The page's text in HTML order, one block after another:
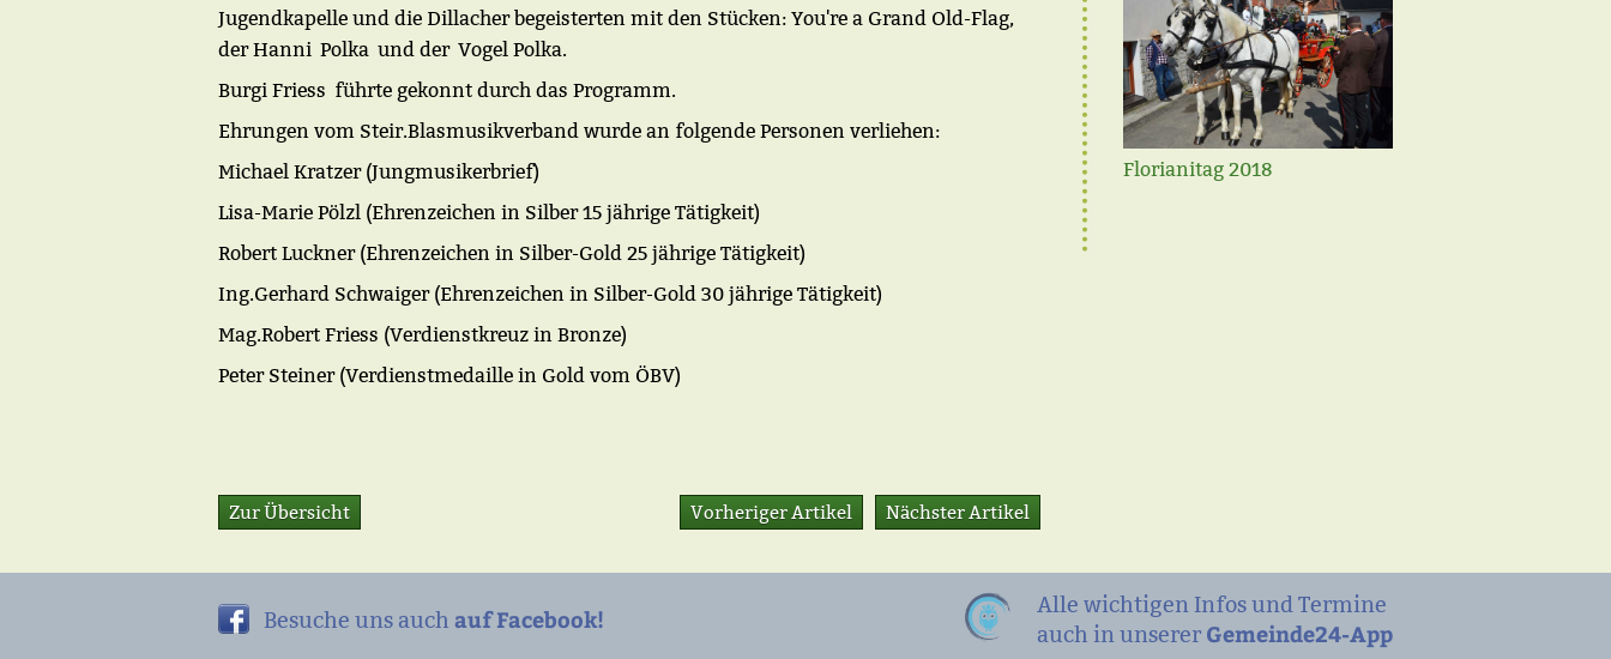
Jugendkapelle und die Dillacher begeisterten mit den Stücken: You're a Grand Old-Flag,
der Hanni Polka und der Vogel Polka.
Burgi Friess führte gekonnt durch das Programm.
Ehrungen vom Steir.Blasmusikverband wurde an folgende Personen verliehen:
Michael Kratzer (Jungmusikerbrief)
Lisa-Marie Pölzl (Ehrenzeichen in Silber 15 jährige Tätigkeit)
Robert Luckner (Ehrenzeichen in Silber-Gold 25 jährige Tätigkeit)
Ing.Gerhard Schwaiger (Ehrenzeichen in Silber-Gold 30 jährige Tätigkeit)
Mag.Robert Friess (Verdienstkreuz in Bronze)
Peter Steiner (Verdienstmedaille in Gold vom ÖBV)
Nächster Artikel
Vorheriger Artikel
Zur Übersicht
Florianitag 2018
Besuche uns auch auf Facebook!
Alle wichtigen Infos und Termine
auch in unserer Gemeinde24-App